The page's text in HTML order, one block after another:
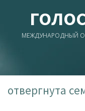
МЕЖДУНАРОДНЫЙ
отвергнута